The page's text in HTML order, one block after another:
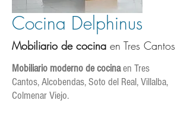
Cocina Delphinus
Mobiliario de cocina en Tres Cantos
Mobiliario moderno de cocinaen Tres
Cantos, Alcobendas, Soto del Real, Villalba,
Colmenar Viejo.